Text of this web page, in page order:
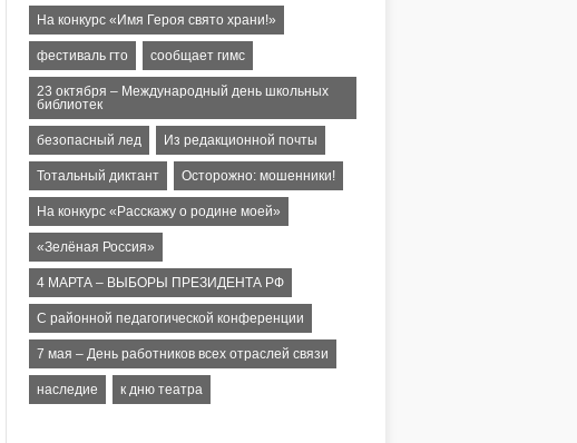
На конкурс «Имя Героя свято храни!»
фестиваль гто сообщает гимс
23 октября – Международный день школьных
библиотек
безопасный лед Из редакционной почты
Тотальный диктант Осторожно: мошенники!
На конкурс «Расскажу о родине моей»
«Зелёная Россия»
4 МАРТА – ВЫБОРЫ ПРЕЗИДЕНТА РФ
С районной педагогической конференции
7 мая – День работников всех отраслей связи
наследие к дню театра